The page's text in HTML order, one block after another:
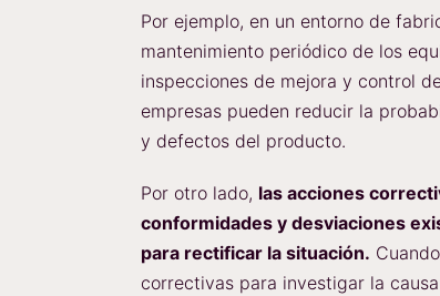
Por ejemplo, en un entorno de
mantenimiento periódico de los
inspecciones de mejora y control
empresas pueden reducir la
y defectos del producto.
Por otro lado, las acciones
conformidades y desviaciones
para rectificar la situación.
correctivas para investigar la